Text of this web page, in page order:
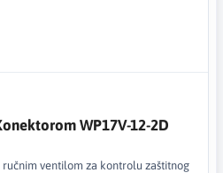
WP17V-12-2D
ručnim ventilom za kontrolu zaštitnog